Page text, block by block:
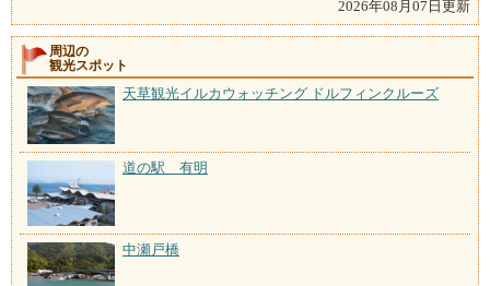
2026年08月07日更新
周辺の
観光スポット
天草観光イルカウォッチング ドルフィンクルーズ
道の駅 有明
中瀬戸橋